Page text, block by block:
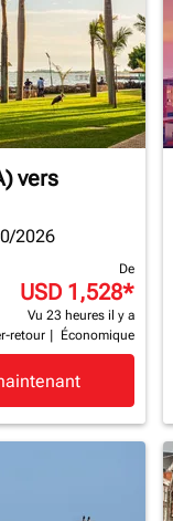
vers
2026
De
USD 1,528*
Vu 23 heures il y a
retour
Économique